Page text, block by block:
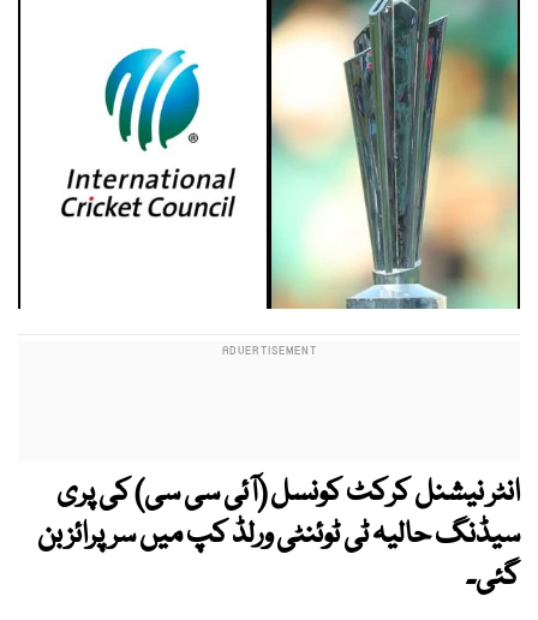
انٹر نیشنل کرکٹ کونسل (آئی سی سی) کی پری
سیڈنگ حالیہ ٹی ٹوئنٹی ورلڈ کپ میں سرپرائز بن
گئی۔